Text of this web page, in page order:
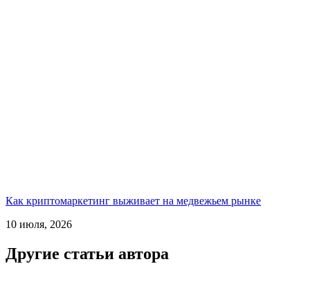
Как криптомаркетинг выживает на медвежьем рынке
10 июля, 2026
Другие статьи автора